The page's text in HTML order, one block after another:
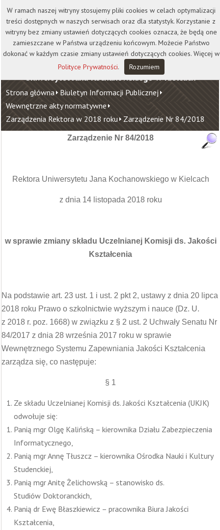
Kontakt Biblioteka
Wydawnictwo
Wirtualna Uczelnia
Uniwersytet Jana Kochanowskiego w Kielcach
Strona główna Biuletyn Informacji Publicznej
Wewnętrzne akty normatywne
Zarządzenia Rektora w 2018 roku Zarządzenie Nr 84/2018
Zarządzenie Nr 84/2018
Rektora Uniwersytetu Jana Kochanowskiego w Kielcach
z dnia 14 listopada 2018 roku
w sprawie zmiany składu Uczelnianej Komisji ds. Jakości
Kształcenia
Na podstawie art. 23 ust. 1 i ust. 2 pkt 2, ustawy z dnia 20 lipca
2018 roku Prawo o szkolnictwie wyższym i nauce (Dz. U.
z 2018 r. poz. 1668) w związku z § 2 ust. 2 Uchwały Senatu Nr
84/2017 z dnia 28 września 2017 roku w sprawie
Wewnętrznego Systemu Zapewniania Jakości Kształcenia
zarządza się, co następuje:
§ 1
Ze składu Uczelnianej Komisji ds. Jakości Kształcenia (UKJK)
odwołuje się:
Panią mgr Olgę Kalińską – kierownika Działu Zabezpieczenia
Informatycznego,
Panią mgr Annę Tłuszcz – kierownika Ośrodka Nauki i Kultury
Studenckiej,
Panią mgr Anitę Żelichowską – stanowisko ds.
Studiów Doktoranckich,
Panią dr Ewę Błaszkiewicz – pracownika Biura Jakości
Kształcenia,
W ramach naszej witryny stosujemy pliki cookies w celach optymalizacji
treści dostępnych w naszych serwisach oraz dla statystyk. Korzystanie z
witryny bez zmiany ustawień dotyczących cookies oznacza, że będą one
zamieszczane w Państwa urządzeniu końcowym. Możecie Państwo
dokonać w każdym czasie zmiany ustawień dotyczących cookies. Więcej w
Polityce Prywatności. Rozumiem